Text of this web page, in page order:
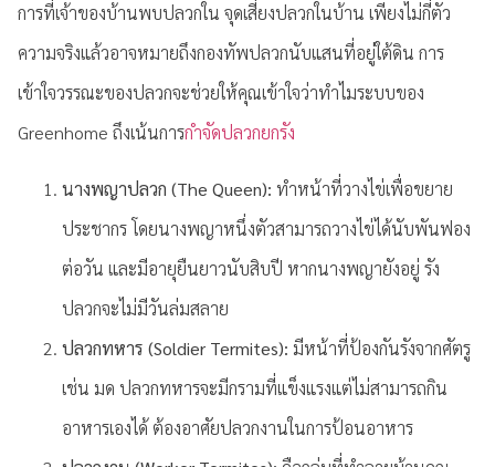
การที่เจ้าของบ้านพบปลวกใน จุดเสี่ยงปลวกในบ้าน เพียงไม่กี่ตัว
ความจริงแล้วอาจหมายถึงกองทัพปลวกนับแสนที่อยู่ใต้ดิน การ
เข้าใจวรรณะของปลวกจะช่วยให้คุณเข้าใจว่าทำไมระบบของ
Greenhome ถึงเน้นการกำจัดปลวกยกรัง
นางพญาปลวก (The Queen): ทำหน้าที่วางไข่เพื่อขยาย
ประชากร โดยนางพญาหนึ่งตัวสามารถวางไข่ได้นับพันฟอง
ต่อวัน และมีอายุยืนยาวนับสิบปี หากนางพญายังอยู่ รัง
ปลวกจะไม่มีวันล่มสลาย
ปลวกทหาร (Soldier Termites): มีหน้าที่ป้องกันรังจากศัตรู
เช่น มด ปลวกทหารจะมีกรามที่แข็งแรงแต่ไม่สามารถกิน
อาหารเองได้ ต้องอาศัยปลวกงานในการป้อนอาหาร